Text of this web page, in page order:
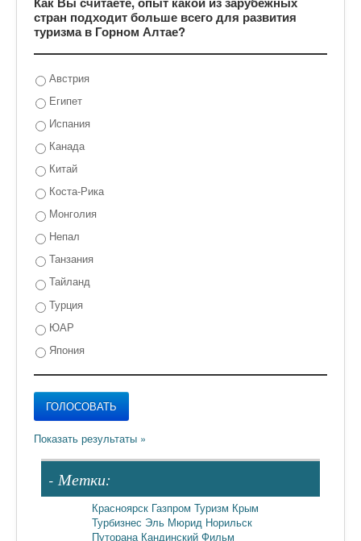
стран подходит больше всего для развития
туризма в Горном Алтае?
Австрия
Египет
Испания
Канада
Китай
Коста-Рика
Монголия
Непал
Танзания
Тайланд
Турция
ЮАР
Япония
- Метки:
Красноярск Газпром Туризм Крым
Турбизнес Эль Мюрид Норильск
Путорана Кандинский Фильм